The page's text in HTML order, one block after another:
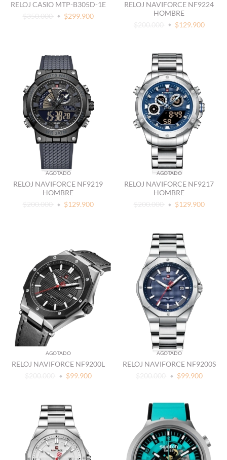
RELOJ CASIO MTP-B305D-1E
$350.000
$299.900
RELOJ NAVIFORCE NF9224
HOMBRE
$200.000
$129.900
AGOTADO
RELOJ NAVIFORCE NF9219
HOMBRE
$200.000
$129.900
AGOTADO
RELOJ NAVIFORCE NF9217
HOMBRE
$200.000
$129.900
AGOTADO
RELOJ NAVIFORCE NF9200L
$200.000
$99.900
AGOTADO
RELOJ NAVIFORCE NF9200S
$200.000
$99.900